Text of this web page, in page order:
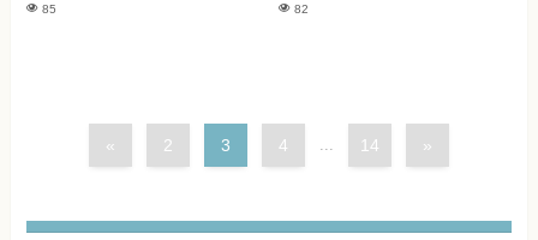
85 82
« 2 3 4 ... 14 »